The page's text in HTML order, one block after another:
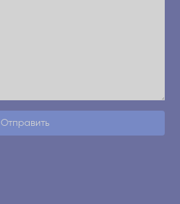
Отправить